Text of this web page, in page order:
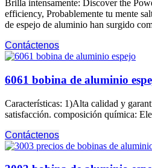
Brilla intensamente: Discover the
efficiency, Probablemente tu mente
de espejo de aluminio han surgido
Contáctenos
6061 bobina de aluminio
Características: 1)Alta calidad y
satisfacción. composición química:
Contáctenos